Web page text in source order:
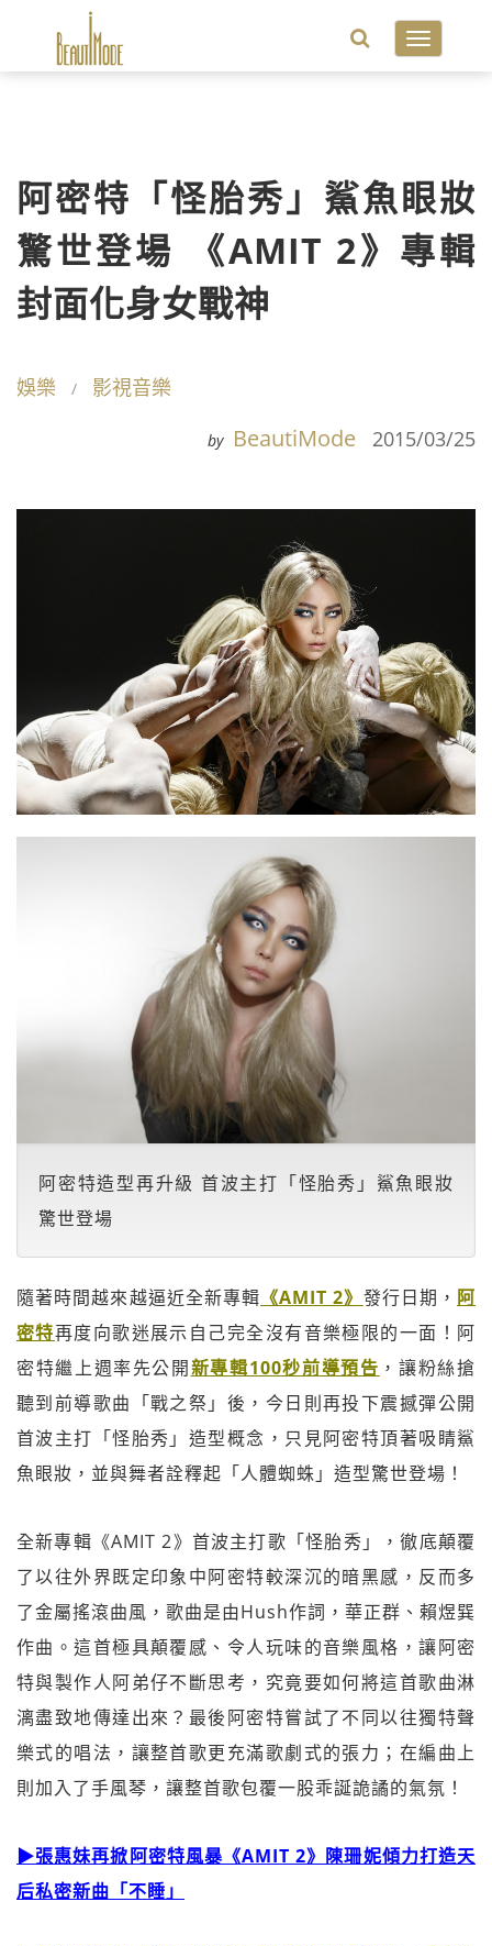
Toggle
阿密特「怪胎秀」鯊魚眼妝
驚世登場 《AMIT 2》專輯
封面化身女戰神
娛樂 影視音樂
by BeautiMode 2015/03/25
阿密特造型再升級 首波主打「怪胎秀」鯊魚眼妝
驚世登場
隨著時間越來越逼近全新專輯 《AMIT 2》 發行日期， 阿
密特再度向歌迷展示自己完全沒有音樂極限的一面！阿
密特繼上週率先公開新專輯100秒前導預告 ，讓粉絲搶
聽到前導歌曲「戰之祭」後，今日則再投下震撼彈公開
首波主打「怪胎秀」造型概念，只見阿密特頂著吸睛鯊
魚眼妝，並與舞者詮釋起「人體蜘蛛」造型驚世登場！
全新專輯《AMIT 2》首波主打歌「怪胎秀」，徹底顛覆
了以往外界既定印象中阿密特較深沉的暗黑感，反而多
了金屬搖滾曲風，歌曲是由Hush作詞，華正群、賴煜巽
作曲。這首極具顛覆感、令人玩味的音樂風格，讓阿密
特與製作人阿弟仔不斷思考，究竟要如何將這首歌曲淋
漓盡致地傳達出來？最後阿密特嘗試了不同以往獨特聲
樂式的唱法，讓整首歌更充滿歌劇式的張力；在編曲上
則加入了手風琴，讓整首歌包覆一股乖誕詭譎的氣氛！
▶張惠妹再掀阿密特風暴《AMIT 2》陳珊妮傾力打造天
后私密新曲「不睡」